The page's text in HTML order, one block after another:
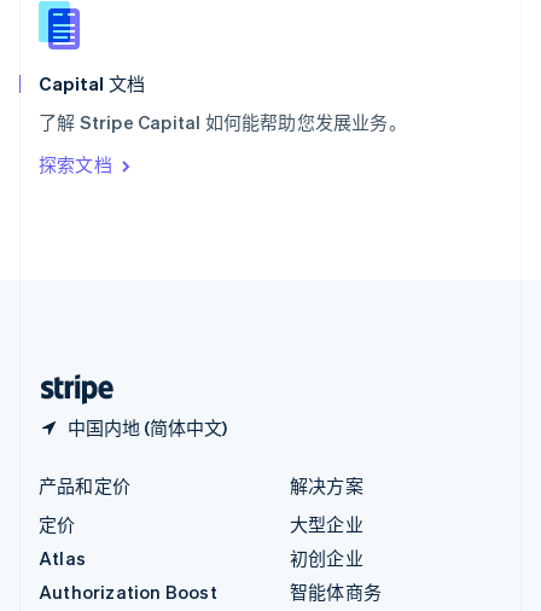
Capital 文档
了解 Stripe Capital 如何能帮助您发展业务。
探索文档
中国内地 (简体中文)
新西兰
English
匈牙利
English
ItalianoEnglish
印度
English
产品和定价
定价
Atlas
Authorization Boost
解决方案
大型企业
初创企业
智能体商务